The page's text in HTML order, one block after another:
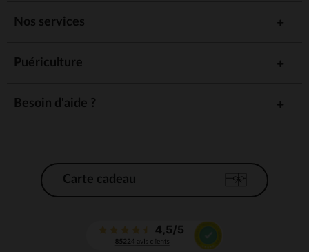
Nos services
Puériculture
Besoin d'aide ?
Carte cadeau